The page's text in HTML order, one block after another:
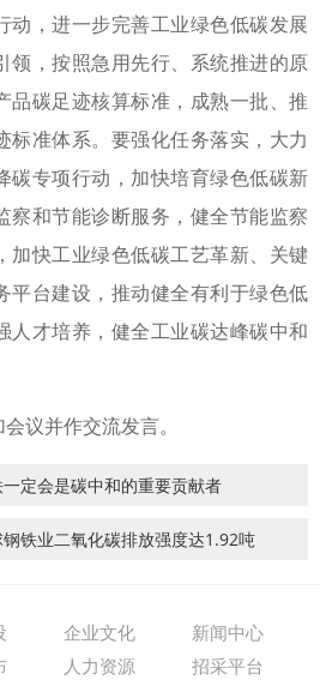
动，进一步完善工业绿色低碳发展
领，按照急用先行、系统推进的原
品碳足迹核算标准，成熟一批、推
标准体系。要强化任务落实，大力
碳专项行动，加快培育绿色低碳新
察和节能诊断服务，健全节能监察
加快工业绿色低碳工艺革新、关键
平台建设，推动健全有利于绿色低
人才培养，健全工业碳达峰碳中和
议并作交流发言。
定会是碳中和的重要贡献者
铁业二氧化碳排放强度达1.92吨
企业文化
新闻中心
人力资源 招采平台